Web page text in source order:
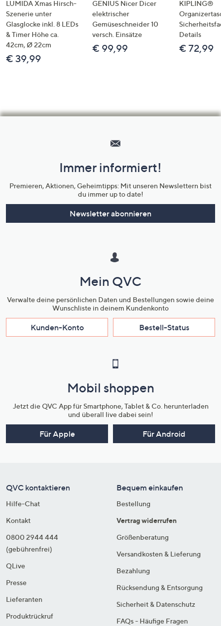
LUMIDA Xmas Hirsch-
Szenerie unter
Glasglocke inkl. 8 LEDs
& Timer Höhe ca.
42cm, Ø 22cm
€ 39,99
GENIUS Nicer Dicer
elektrischer
Gemüseschneider 10
versch. Einsätze
€ 99,99
KIPLING®
Details
€ 72,99
Unternehmensinformationen
Immer informiert!
Premieren, Aktionen, Geheimtipps: Mit unseren Newslettern bist
du immer up to date!
Newsletter abonnieren
Mein QVC
Verwalte deine persönlichen Daten und Bestellungen sowie deine
Wunschliste in deinem Kundenkonto
Kunden-Konto Bestell-Status
Mobil shoppen
Jetzt die QVC App für Smartphone, Tablet & Co. herunterladen
und überall live dabei sein!
Für Apple Für Android
QVC kontaktieren
Hilfe-Chat
Kontakt
0800 2944 444
(gebührenfrei)
QLive
Presse
Lieferanten
Produktrückruf
Bequem einkaufen
Bestellung
Vertrag widerrufen
Größenberatung
Versandkosten & Lieferung
Bezahlung
Rücksendung & Entsorgung
Sicherheit & Datenschutz
FAQs - Häufige Fragen